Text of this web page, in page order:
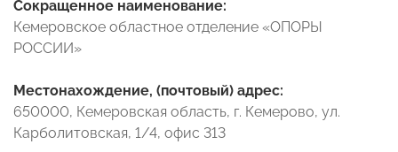
Сокращенное наименование:
Кемеровское областное отделение «ОПОРЫ
РОССИИ»
Местонахождение, (почтовый) адрес:
650000, Кемеровская область, г. Кемерово, ул.
Карболитовская, 1/4, офис 313